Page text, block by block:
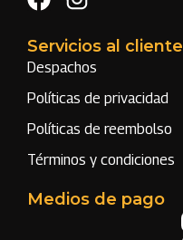
Servicios al cliente
Despachos
Políticas de privacidad
Políticas de reembolso
Términos y condiciones
Medios de pago